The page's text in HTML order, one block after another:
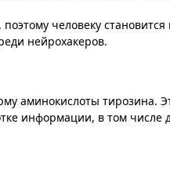
человеку
нейрохакеров.
аминокислоты
информации, в том